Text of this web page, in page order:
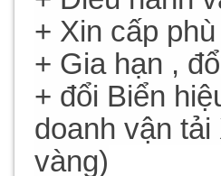
+ Xin cấp
+ Gia hạn ,
+ đổi Biển
doanh vận
vàng)